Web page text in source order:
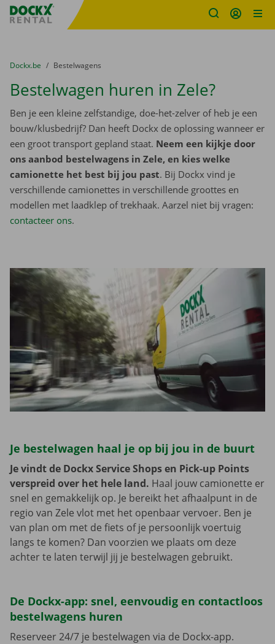
Fratello DEMO
U bevindt zich hier:
van
Dockx.be naar
Bestelwagens
Bestelwagen huren in Zele?
Ben je een kleine zelfstandige, doe-het-zelver of heb je een
bouw/klusbedrijf? Dan heeft Dockx de oplossing wanneer er
een groot transport gepland staat. Neem een kijkje door
ons aanbod bestelwagens in Zele, en kies welke
camionette het best bij jou past. Bij Dockx vind je
verschillende camionettes in verschillende groottes en
modellen met laadklep of trekhaak. Aarzel niet bij vragen:
contacteer ons.
Je bestelwagen haal je op bij jou in de buurt
Je vindt de Dockx Service Shops en Pick-up Points
verspreid over het hele land. Haal jouw camionette er
snel en gemakkelijk op. Je bereikt het afhaalpunt in de
regio van Zele vlot met het openbaar vervoer. Ben je
van plan om met de fiets of je persoonlijk voertuig
langs te komen? Dan voorzien we plaats om deze
achter te laten terwijl jij je bestelwagen gebruikt.
De Dockx-app: snel, eenvoudig en contactloos
bestelwagens huren
Reserveer 24/7 je bestelwagen via de Dockx-app.